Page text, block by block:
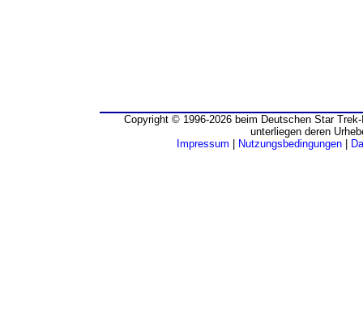
Copyright © 1996-2026 beim Deutschen Star
unterliegen deren
Impressum
Nutzungsbedingungen